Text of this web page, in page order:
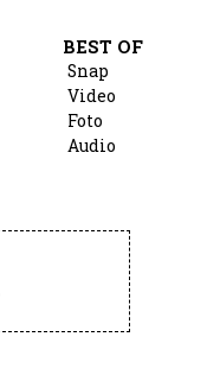
BEST OF
Snap
Video
Foto
Audio